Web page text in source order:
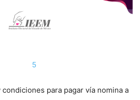
para pagar vía nomina a